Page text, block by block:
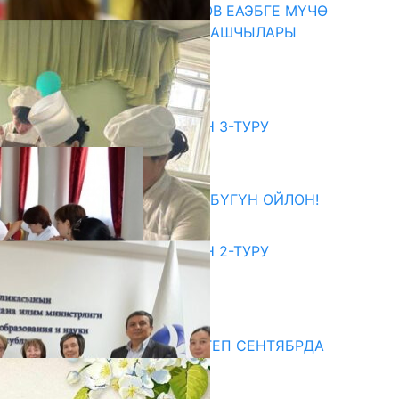
ПРЕЗИДЕНТ САДЫР ЖАПАРОВ ЕАЭБГЕ МҮЧӨ
МАМЛЕКЕТТЕРДИН ӨКМӨТ БАШЧЫЛАРЫ
МЕНЕН ЖОЛУГУШТУ
07.08.2026
ЖОЖДОРГО КАБЫЛ АЛУУНУН 3-ТУРУ
БАШТАЛДЫ
27.07.2026
ӨЗҮҢДҮН КЕЛЕЧЕГИҢ ҮЧҮН БҮГҮН ОЙЛОН!
20.07.2026
ЖОЖДОРГО КАБЫЛ АЛУУНУН 2-ТУРУ
20.07.2026
СУЗАКТА 750 ОРУНДУУ МЕКТЕП СЕНТЯБРДА
ПАЙДАЛАНУУГА БЕРИЛЕТ
07.08.2025